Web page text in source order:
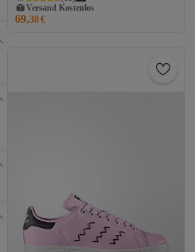
Versand Kostenlos
Gratis Versand
69,38€